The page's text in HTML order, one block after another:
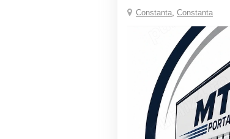
Constanta, Constanta